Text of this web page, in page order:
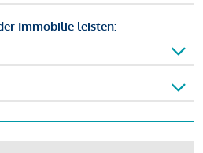
Immobilie leisten: